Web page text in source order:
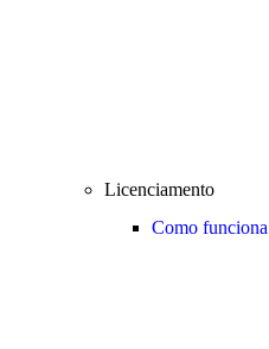
Licenciamento
Como funciona